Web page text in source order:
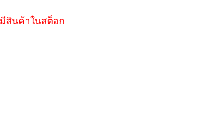
สินค้าในสต็อก